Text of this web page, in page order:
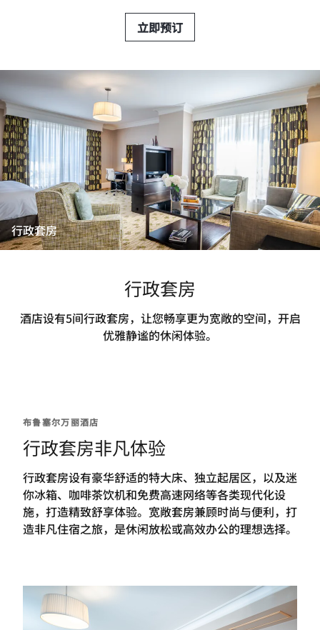
立即预订
行政套房
行政套房
酒店设有5间行政套房，让您畅享更为宽敞的空间，开启
优雅静谧的休闲体验。
布鲁塞尔万丽酒店
行政套房非凡体验
行政套房设有豪华舒适的特大床、独立起居区，以及迷
你冰箱、咖啡茶饮机和免费高速网络等各类现代化设
施，打造精致舒享体验。宽敞套房兼顾时尚与便利，打
造非凡住宿之旅，是休闲放松或高效办公的理想选择。